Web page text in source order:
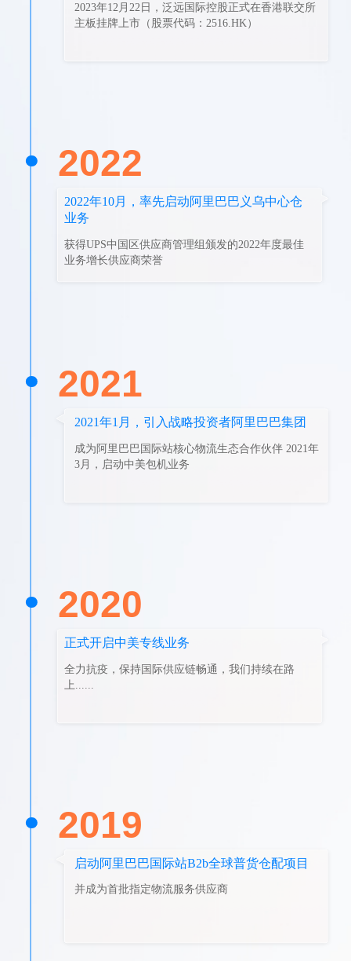
2023年12月22日，泛远国际控股正式在香港联交所
主板挂牌上市（股票代码：2516.HK）
2022
2022年10月，率先启动阿里巴巴义乌中心仓
业务
获得UPS中国区供应商管理组颁发的2022年度最佳
业务增长供应商荣誉
2021
2021年1月，引入战略投资者阿里巴巴集团
成为阿里巴巴国际站核心物流生态合作伙伴 2021年
3月，启动中美包机业务
2020
正式开启中美专线业务
全力抗疫，保持国际供应链畅通，我们持续在路
上......
2019
启动阿里巴巴国际站B2b全球普货仓配项目
并成为首批指定物流服务供应商